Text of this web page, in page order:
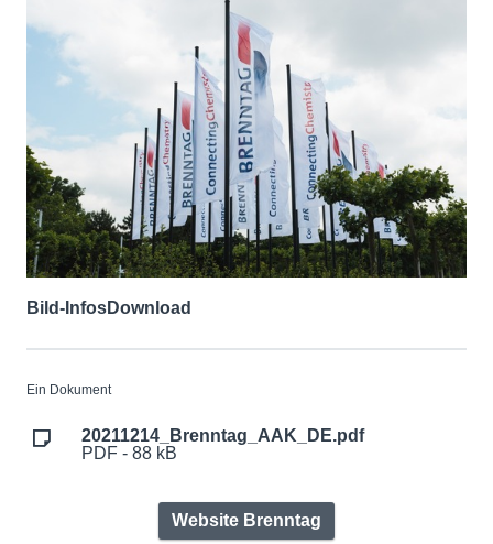
Bild-InfosDownload
Ein Dokument
20211214_Brenntag_AAK_DE.pdf
PDF - 88 kB
Website Brenntag